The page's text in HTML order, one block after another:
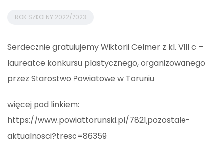
ROK SZKOLNY 2022/2023
Serdecznie gratulujemy Wiktorii Celmer z kl. VIII c –
laureatce konkursu plastycznego, organizowanego
przez Starostwo Powiatowe w Toruniu
więcej pod linkiem:
https://www.powiattorunski.pl/7821,pozostale-
aktualnosci?tresc=86359